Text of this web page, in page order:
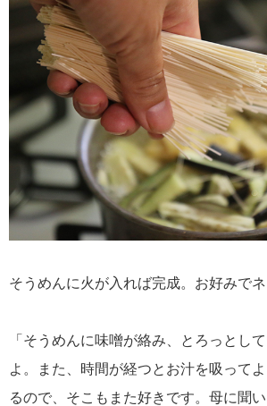
そうめんに火が入れば完成。お好みでネ
「そうめんに味噌が絡み、とろっとし
よ。また、時間が経つとお汁を吸って
るので、そこもまた好きです。母に聞